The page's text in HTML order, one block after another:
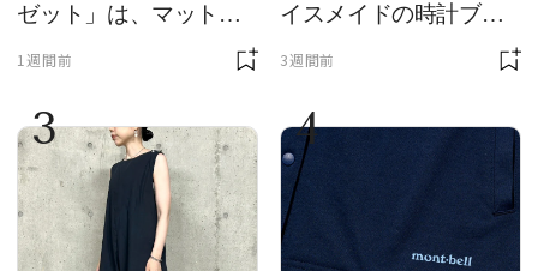
ゼット」は、マットな
1週間前
イスメイドの時計ブラ
ンド【フレデリック・
をレビュー。【それい
け！ 良品ハンター】
3週間前
3 4